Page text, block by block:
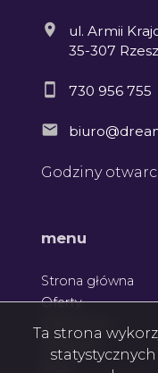
ul. Armii
35-307
730 956 755
Godziny
menu
Strona główna
Oferty
Ta strona